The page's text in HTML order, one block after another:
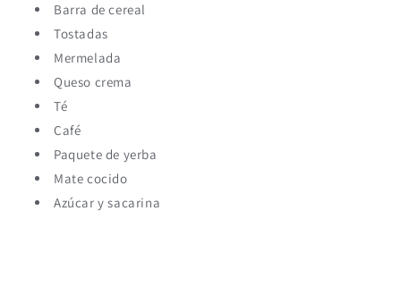
Barra de cereal
Tostadas
Mermelada
Queso crema
Té
Café
Paquete de yerba
Mate cocido
Azúcar y sacarina